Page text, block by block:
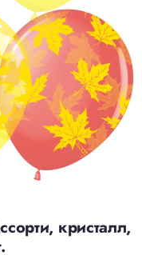
кристалл,